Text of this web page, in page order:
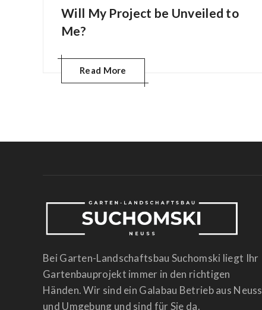
Will My Project be Unveiled to
Me?
Read More
Bei Garten-Landschaftsbau Suchomski liegt Ihr
Gartenbauprojekt immer in den richtigen
Händen. Wir sind ein Galabau Betrieb aus Neuss
und Umgebung und sind für Sie da.